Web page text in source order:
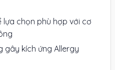
lựa chọn phù hợp với cơ
gây kích ứng Allergy